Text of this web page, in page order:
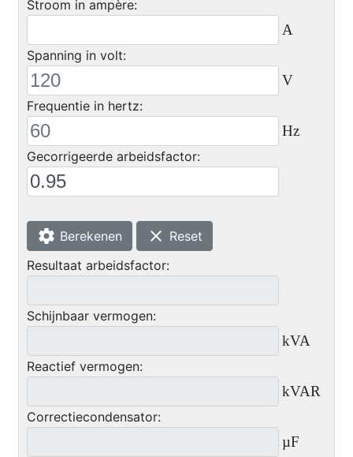
Stroom in ampère:
A
Spanning in volt:
V
Frequentie in hertz:
Hz
Gecorrigeerde arbeidsfactor:
settings Berekenen clear Reset
Resultaat arbeidsfactor:
Schijnbaar vermogen:
kVA
Reactief vermogen:
kVAR
Correctiecondensator:
µF